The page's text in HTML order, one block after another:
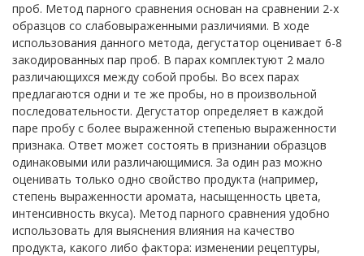
проб. Метод парного сравнения основан на сравнении 2-х
образцов со слабовыраженными различиями. В ходе
использования данного метода, дегустатор оценивает 6-8
закодированных пар проб. В парах комплектуют 2 мало
различающихся между собой пробы. Во всех парах
предлагаются одни и те же пробы, но в произвольной
последовательности. Дегустатор определяет в каждой
паре пробу с более выраженной степенью выраженности
признака. Ответ может состоять в признании образцов
одинаковыми или различающимися. За один раз можно
оценивать только одно свойство продукта (например,
степень выраженности аромата, насыщенность цвета,
интенсивность вкуса). Метод парного сравнения удобно
использовать для выяснения влияния на качество
продукта, какого либо фактора: изменении рецептуры,